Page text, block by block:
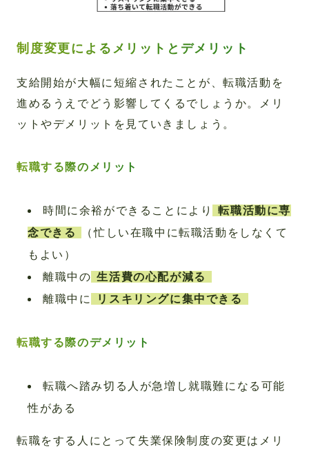
制度変更によるメリットとデメリット
支給開始が大幅に短縮されたことが、転職活動を
進めるうえでどう影響してくるでしょうか。メリ
ットやデメリットを見ていきましょう。
転職する際のメリット
時間に余裕ができることにより
転職活動に専
念できる
（忙しい在職中に転職活動をしなくて
もよい）
離職中の 生活費の心配が減る
離職中に
リスキリングに集中できる
転職する際のデメリット
転職へ踏み切る人が急増し就職難になる可能
性がある
転職をする人にとって失業保険制度の変更はメリ